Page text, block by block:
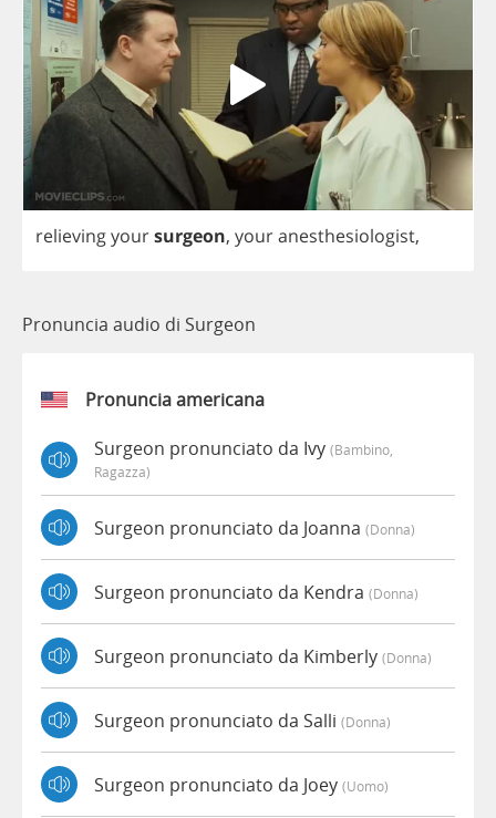
relievingyoursurgeon, youranesthesiologist,
Pronuncia audio di Surgeon
Pronuncia americana
Surgeon pronunciato da Ivy (bambino,
Ragazza)
Surgeon pronunciato da Joanna (donna)
Surgeon pronunciato da Kendra (donna)
Surgeon pronunciato da Kimberly (donna)
Surgeon pronunciato da Salli (donna)
Surgeon pronunciato da Joey (uomo)